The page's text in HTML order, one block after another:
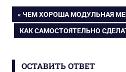
реально
Навигация
по
записям
ПРЕДЫДУЩАЯ
ЗАПИСЬ:
ЧЕМ ХОРОША МОДУЛЬНАЯ
СЛЕДУЮЩАЯ
КАК САМОСТОЯТЕЛЬНО
ОСТАВИТЬ ОТВЕТ